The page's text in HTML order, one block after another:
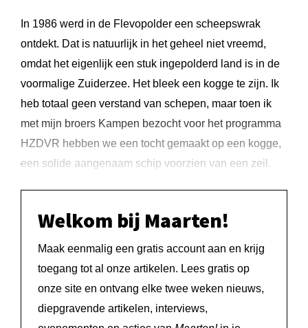
In 1986 werd in de Flevopolder een scheepswrak
ontdekt. Dat is natuurlijk in het geheel niet vreemd,
omdat het eigenlijk een stuk ingepolderd land is in de
voormalige Zuiderzee. Het bleek een kogge te zijn. Ik
heb totaal geen verstand van schepen, maar toen ik
met mijn broers Kampen bezocht voor het programma
HZDVR hebben we een tocht gemaakt op een kogge,
een solide aangenaam schip voorzien van een zeil.
Welkom bij Maarten!
Maak eenmalig een gratis account aan en krijg
toegang tot al onze artikelen. Lees gratis op
onze site en ontvang elke twee weken nieuws,
diepgravende artikelen, interviews,